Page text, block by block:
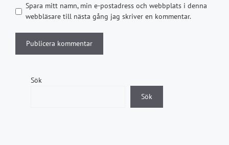
Spara mitt namn, min e-postadress och webbplats i denna
webbläsare till nästa gång jag skriver en kommentar.
Sök
Sök